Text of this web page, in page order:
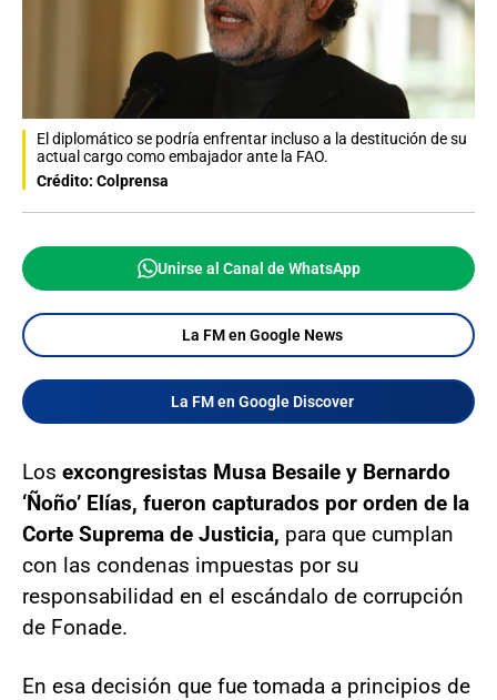
El diplomático se podría enfrentar incluso a la destitución de su
actual cargo como embajador ante la FAO.
Crédito: Colprensa
Unirse al Canal de WhatsApp
La FM en Google News
La FM en Google Discover
Los excongresistas Musa Besaile y Bernardo
‘Ñoño’ Elías, fueron capturados por orden de la
Corte Suprema de Justicia, para que cumplan
con las condenas impuestas por su
responsabilidad en el escándalo de corrupción
de Fonade.
En esa decisión que fue tomada a principios de